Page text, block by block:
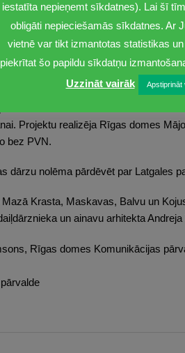
un ieklāts jauns smilts
kā arī vingrošanas laukumā ieklāts
atkritumu tvertnes, atjaunoti soliņi.
līdzdalības budžeta konkursā
Projektu realizēja Rīgas domes
bez PVN.
dārzu nolēma pārdēvēt par Latgales
Krasta, Maskavas, Balvu un
un ainavu arhitekta
Rīgas domes Komunikācijas
iestatīta nepieņemt sīkdatnes). Lai šī
obligāti nepieciešamās sīkdatnes. Ar
vietnē var tikt izmantotas statistikas
piekrītat šo papildu sīkdatņu
Uzzināt vairāk
Apstiprināt